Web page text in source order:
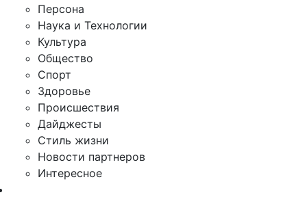
Персона
Наука и Технологии
Культура
Общество
Спорт
Здоровье
Происшествия
Дайджесты
Стиль жизни
Новости партнеров
Интересное